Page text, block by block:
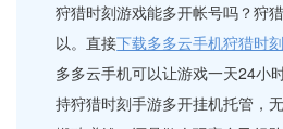
狩猎时刻游戏能多开帐号吗？狩
以。直接下载多多云手机狩猎时
多多云手机可以让游戏一天24小
持狩猎时刻手游多开挂机托管，